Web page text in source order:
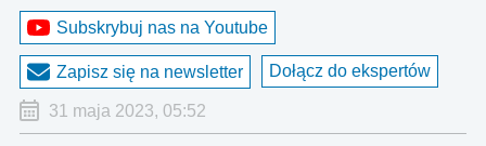
Subskrybuj nas na Youtube
Zapisz się na newsletter Dołącz do ekspertów
31 maja 2023, 05:52